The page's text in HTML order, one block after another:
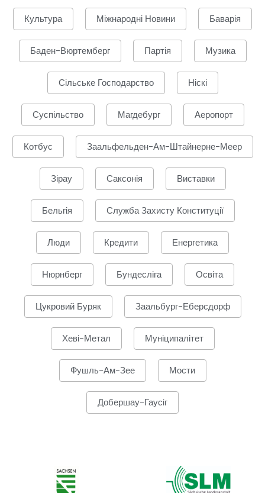
Культура Міжнародні Новини Баварія
Баден-Вюртемберг Партія Музика
Сільське Господарство Ніскі
Суспільство Магдебург Аеропорт
Котбус Заальфельден-Ам-Штайнерне-Меер
Зірау Саксонія Виставки
Бельгія Служба Захисту Конституції
Люди Кредити Енергетика
Нюрнберг Бундесліга Освіта
Цукровий Буряк Заальбург-Еберсдорф
Хеві-Метал Муніципалітет
Фушль-Ам-Зее Мости
Добершау-Гаусіг